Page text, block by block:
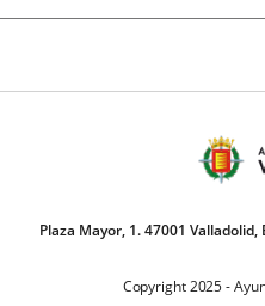
Plaza Mayor, 1. 47001 Valladolid,
Copyright 2025 -